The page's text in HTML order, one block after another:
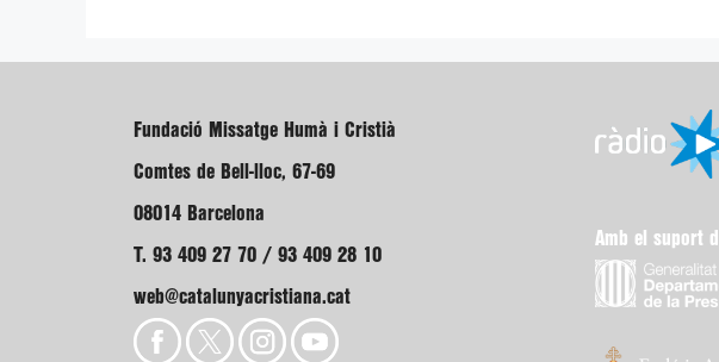
Fundació Missatge Humà i Cristià
Comtes de Bell-lloc, 67-69
08014 Barcelona
T. 93 409 27 70 / 93 409 28 10
web@catalunyacristiana.cat
Amb el suport